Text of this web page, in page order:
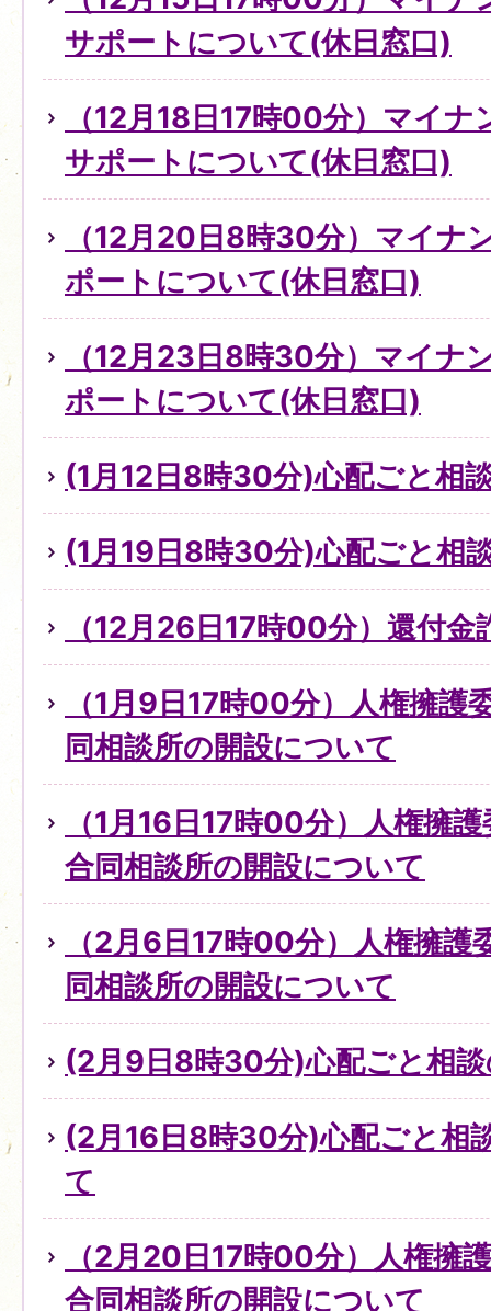
サポートについて(休日窓口)
（12月18日17時00分）マイ
サポートについて(休日窓口)
（12月20日8時30分）マイナ
ポートについて(休日窓口)
（12月23日8時30分）マイナ
ポートについて(休日窓口)
(1月12日8時30分)心配ごと相
(1月19日8時30分)心配ごと相
（12月26日17時00分）還付金
（1月9日17時00分）人権擁護
同相談所の開設について
（1月16日17時00分）人権擁
合同相談所の開設について
（2月6日17時00分）人権擁護
同相談所の開設について
(2月9日8時30分)心配ごと相
(2月16日8時30分)心配ごと相
て
（2月20日17時00分）人権擁
合同相談所の開設について